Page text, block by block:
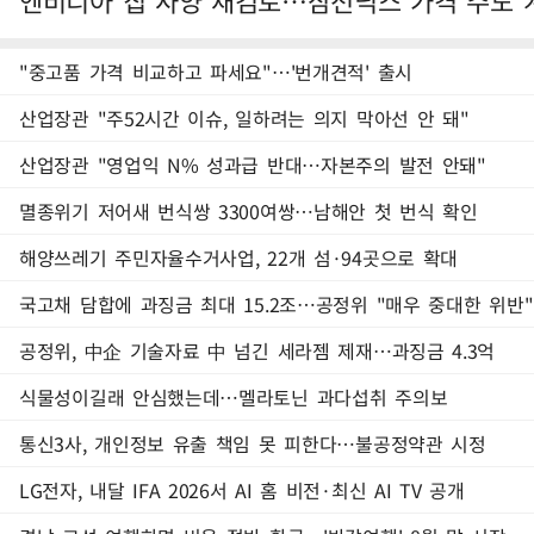
"중고품 가격 비교하고 파세요"…'번개견적' 출시
산업장관 "주52시간 이슈, 일하려는 의지 막아선 안 돼"
산업장관 "영업익 N% 성과급 반대…자본주의 발전 안돼"
멸종위기 저어새 번식쌍 3300여쌍…남해안 첫 번식 확인
해양쓰레기 주민자율수거사업, 22개 섬·94곳으로 확대
국고채 담합에 과징금 최대 15.2조…공정위 "매우 중대한 위반"
공정위, 中企 기술자료 中 넘긴 세라젬 제재…과징금 4.3억
식물성이길래 안심했는데…멜라토닌 과다섭취 주의보
통신3사, 개인정보 유출 책임 못 피한다…불공정약관 시정
LG전자, 내달 IFA 2026서 AI 홈 비전·최신 AI TV 공개